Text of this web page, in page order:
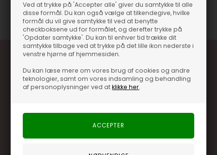
Ved at trykke på 'Accepter alle' giver du samtykke til alle
disse formål. Du kan også vælge at tilkendegive, hvilke
formål du vil give samtykke til ved at benytte
checkboksene ud for formålet, og derefter trykke på
'Opdater samtykke'. Du kan til enhver tid trække dit
samtykke tilbage ved at trykke på det lille ikon nederste i
venstre hjørne af hjemmesiden.
Du kan læse mere om vores brug af cookies og andre
teknologier, samt om vores indsamling og behandling
af personoplysninger ved atklikke her.
Varenummer
62653-OLD